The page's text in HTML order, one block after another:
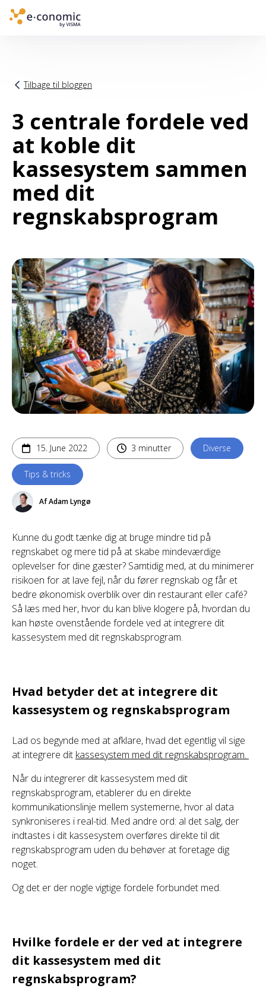
Tilbage til bloggen
3 centrale fordele ved
at koble dit
kassesystem sammen
med dit
regnskabsprogram
15. June 2022 3 minutter Diverse
Tips & tricks
Af Adam Lyngø
Kunne du godt tænke dig at bruge mindre tid på
regnskabet og mere tid på at skabe mindeværdige
oplevelser for dine gæster? Samtidig med, at du minimerer
risikoen for at lave fejl, når du fører regnskab og får et
bedre økonomisk overblik over din restaurant eller café?
Så læs med her, hvor du kan blive klogere på, hvordan du
kan høste ovenstående fordele ved at integrere dit
kassesystem med dit regnskabsprogram.
Hvad betyder det at integrere dit
kassesystem og regnskabsprogram
Lad os begynde med at afklare, hvad det egentlig vil sige
at integrere dit kassesystem med dit regnskabsprogram.
Når du integrerer dit kassesystem med dit
regnskabsprogram, etablerer du en direkte
kommunikationslinje mellem systemerne, hvor al data
synkroniseres i real-tid. Med andre ord: al det salg, der
indtastes i dit kassesystem overføres direkte til dit
regnskabsprogram uden du behøver at foretage dig
noget.
Og det er der nogle vigtige fordele forbundet med.
Hvilke fordele er der ved at integrere
dit kassesystem med dit
regnskabsprogram?